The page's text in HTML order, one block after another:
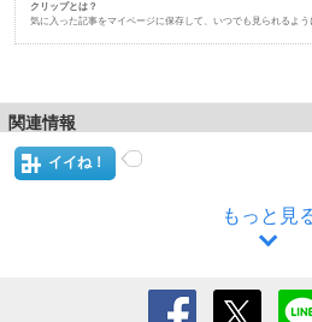
クリップとは？
気に入った記事をマイページに保存して、いつでも見られるよう
関連情報
イイね！
もっと見